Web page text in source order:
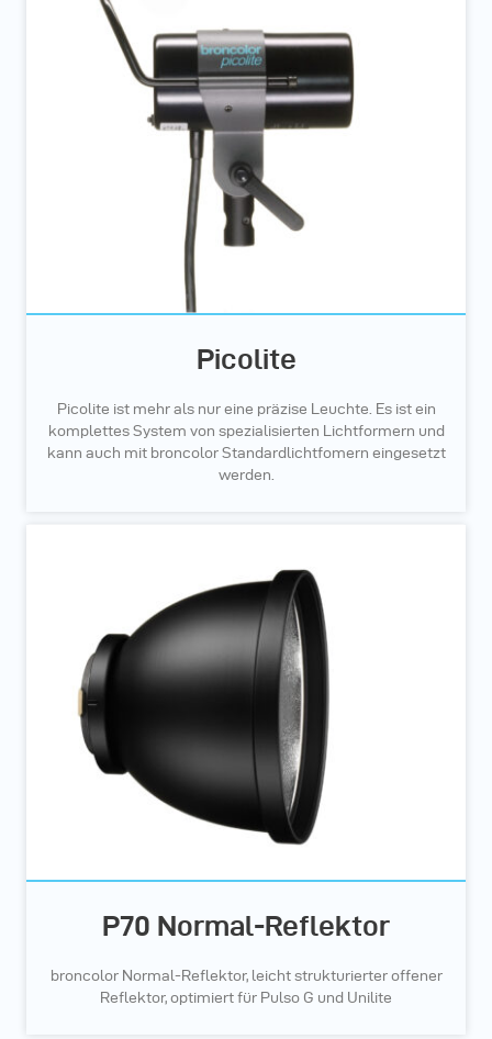
Picolite
Picolite ist mehr als nur eine präzise Leuchte. Es ist ein
komplettes System von spezialisierten Lichtformern und
kann auch mit broncolor Standardlichtfomern eingesetzt
werden.
P70 Normal-Reflektor
broncolor Normal-Reflektor, leicht strukturierter offener
Reflektor, optimiert für Pulso G und Unilite